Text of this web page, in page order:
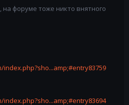
на форуме тоже никто внятного